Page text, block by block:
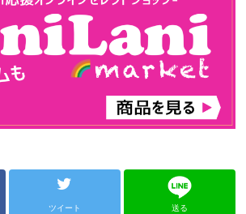
ツイート 送る